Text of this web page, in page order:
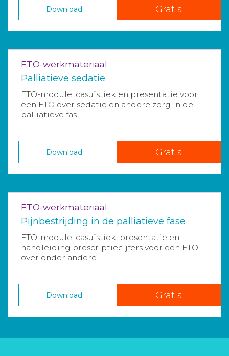
Download Gratis
FTO-werkmateriaal
Palliatieve sedatie
FTO-module, casuïstiek en presentatie voor
een FTO over sedatie en andere zorg in de
palliatieve fas...
Download Gratis
FTO-werkmateriaal
Pijnbestrijding in de palliatieve fase
FTO-module, casuïstiek, presentatie en
handleiding prescriptiecijfers voor een FTO
over onder andere...
Download Gratis